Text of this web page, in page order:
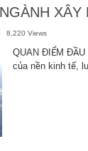
8,220 Views
QUAN ĐIỂM
của nền kinh tế,